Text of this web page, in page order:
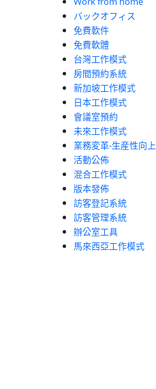
バックオフィス
免費軟件
免費軟體
台灣工作模式
房間預約系統
新加坡工作模式
日本工作模式
會議室預約
未來工作模式
業務変革-生産性向上
活動公佈
混合工作模式
版本發佈
訪客登記系統
訪客管理系統
辦公室工具
馬來西亞工作模式